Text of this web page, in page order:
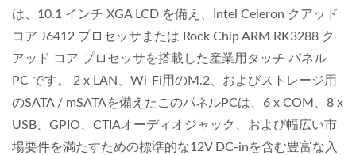
は、10.1 インチ XGA LCD を備え、Intel Celeron クアッド
コア J6412 プロセッサまたは Rock Chip ARM RK3288 ク
アッド コア プロセッサを搭載した産業用タッチ パネル
PC です。 2 x LAN、Wi-Fi用のM.2、およびストレージ用
のSATA / mSATAを備えたこのパネルPCは、6 x COM、8 x
USB、GPIO、CTIAオーディオジャック、および幅広い市
場要件を満たすための標準的な12V DC-inを含む豊富な入